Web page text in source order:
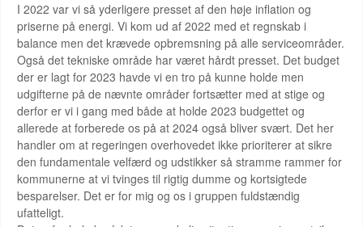
I 2022 var vi så yderligere presset af den høje inflation og
priserne på energi. Vi kom ud af 2022 med et regnskab i
balance men det krævede opbremsning på alle serviceområder.
Også det tekniske område har været hårdt presset. Det budget
der er lagt for 2023 havde vi en tro på kunne holde men
udgifterne på de nævnte områder fortsætter med at stige og
derfor er vi i gang med både at holde 2023 budgettet og
allerede at forberede os på at 2024 også bliver svært. Det her
handler om at regeringen overhovedet ikke prioriterer at sikre
den fundamentale velfærd og udstikker så stramme rammer for
kommunerne at vi tvinges til rigtig dumme og kortsigtede
besparelser. Det er for mig og os i gruppen fuldstændig
ufatteligt.